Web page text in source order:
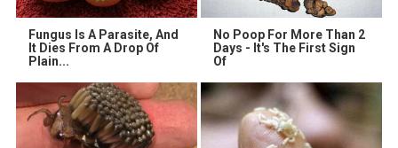
Fungus Is A Parasite, And
It Dies From A Drop Of
Plain...
No Poop For More Than 2
Days - It's The First Sign
Of